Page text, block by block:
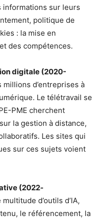
sur leurs
politique de
: la mise en
des compétences.
digitale (2020-
millions d’entreprises à
Le télétravail se
PME cherchent
la gestion à distance,
Les sites qui
sur ces sujets voient
(2022-
d’outils d’IA,
le référencement, la